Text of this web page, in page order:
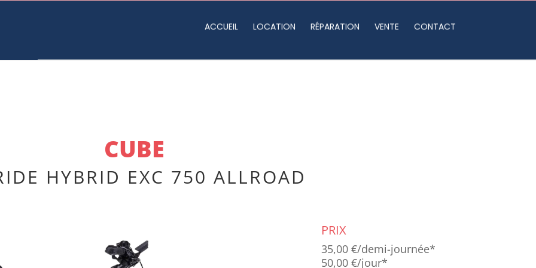
ACCUEIL LOCATION RÉPARATION VENTE CONTACT
CUBE
HYBRID EXC 750 ALLROAD
PRIX
35,00 €/demi-journée*
50,00 €/jour*